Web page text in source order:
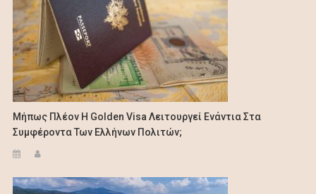
Μήπως Πλέον Η Golden Visa Λειτουργεί Ενάντια Στα
Συμφέροντα Των Ελλήνων Πολιτών;